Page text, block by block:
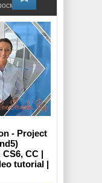
- Project
CC |
tutorial |